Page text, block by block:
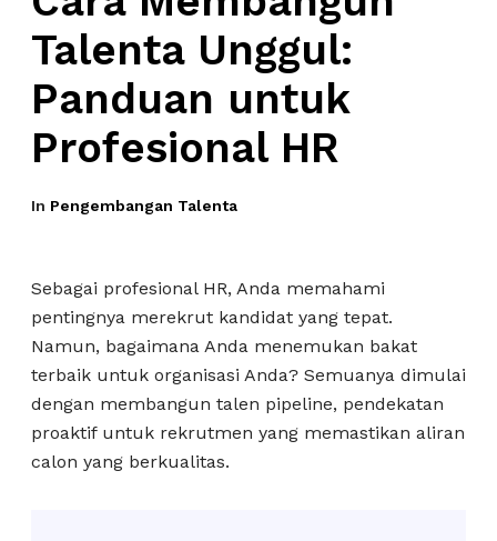
Talenta Unggul:
Panduan untuk
Profesional HR
In Pengembangan Talenta
Sebagai profesional HR, Anda memahami
pentingnya merekrut kandidat yang tepat.
Namun, bagaimana Anda menemukan bakat
terbaik untuk organisasi Anda? Semuanya dimulai
dengan membangun talen pipeline, pendekatan
proaktif untuk rekrutmen yang memastikan aliran
calon yang berkualitas.